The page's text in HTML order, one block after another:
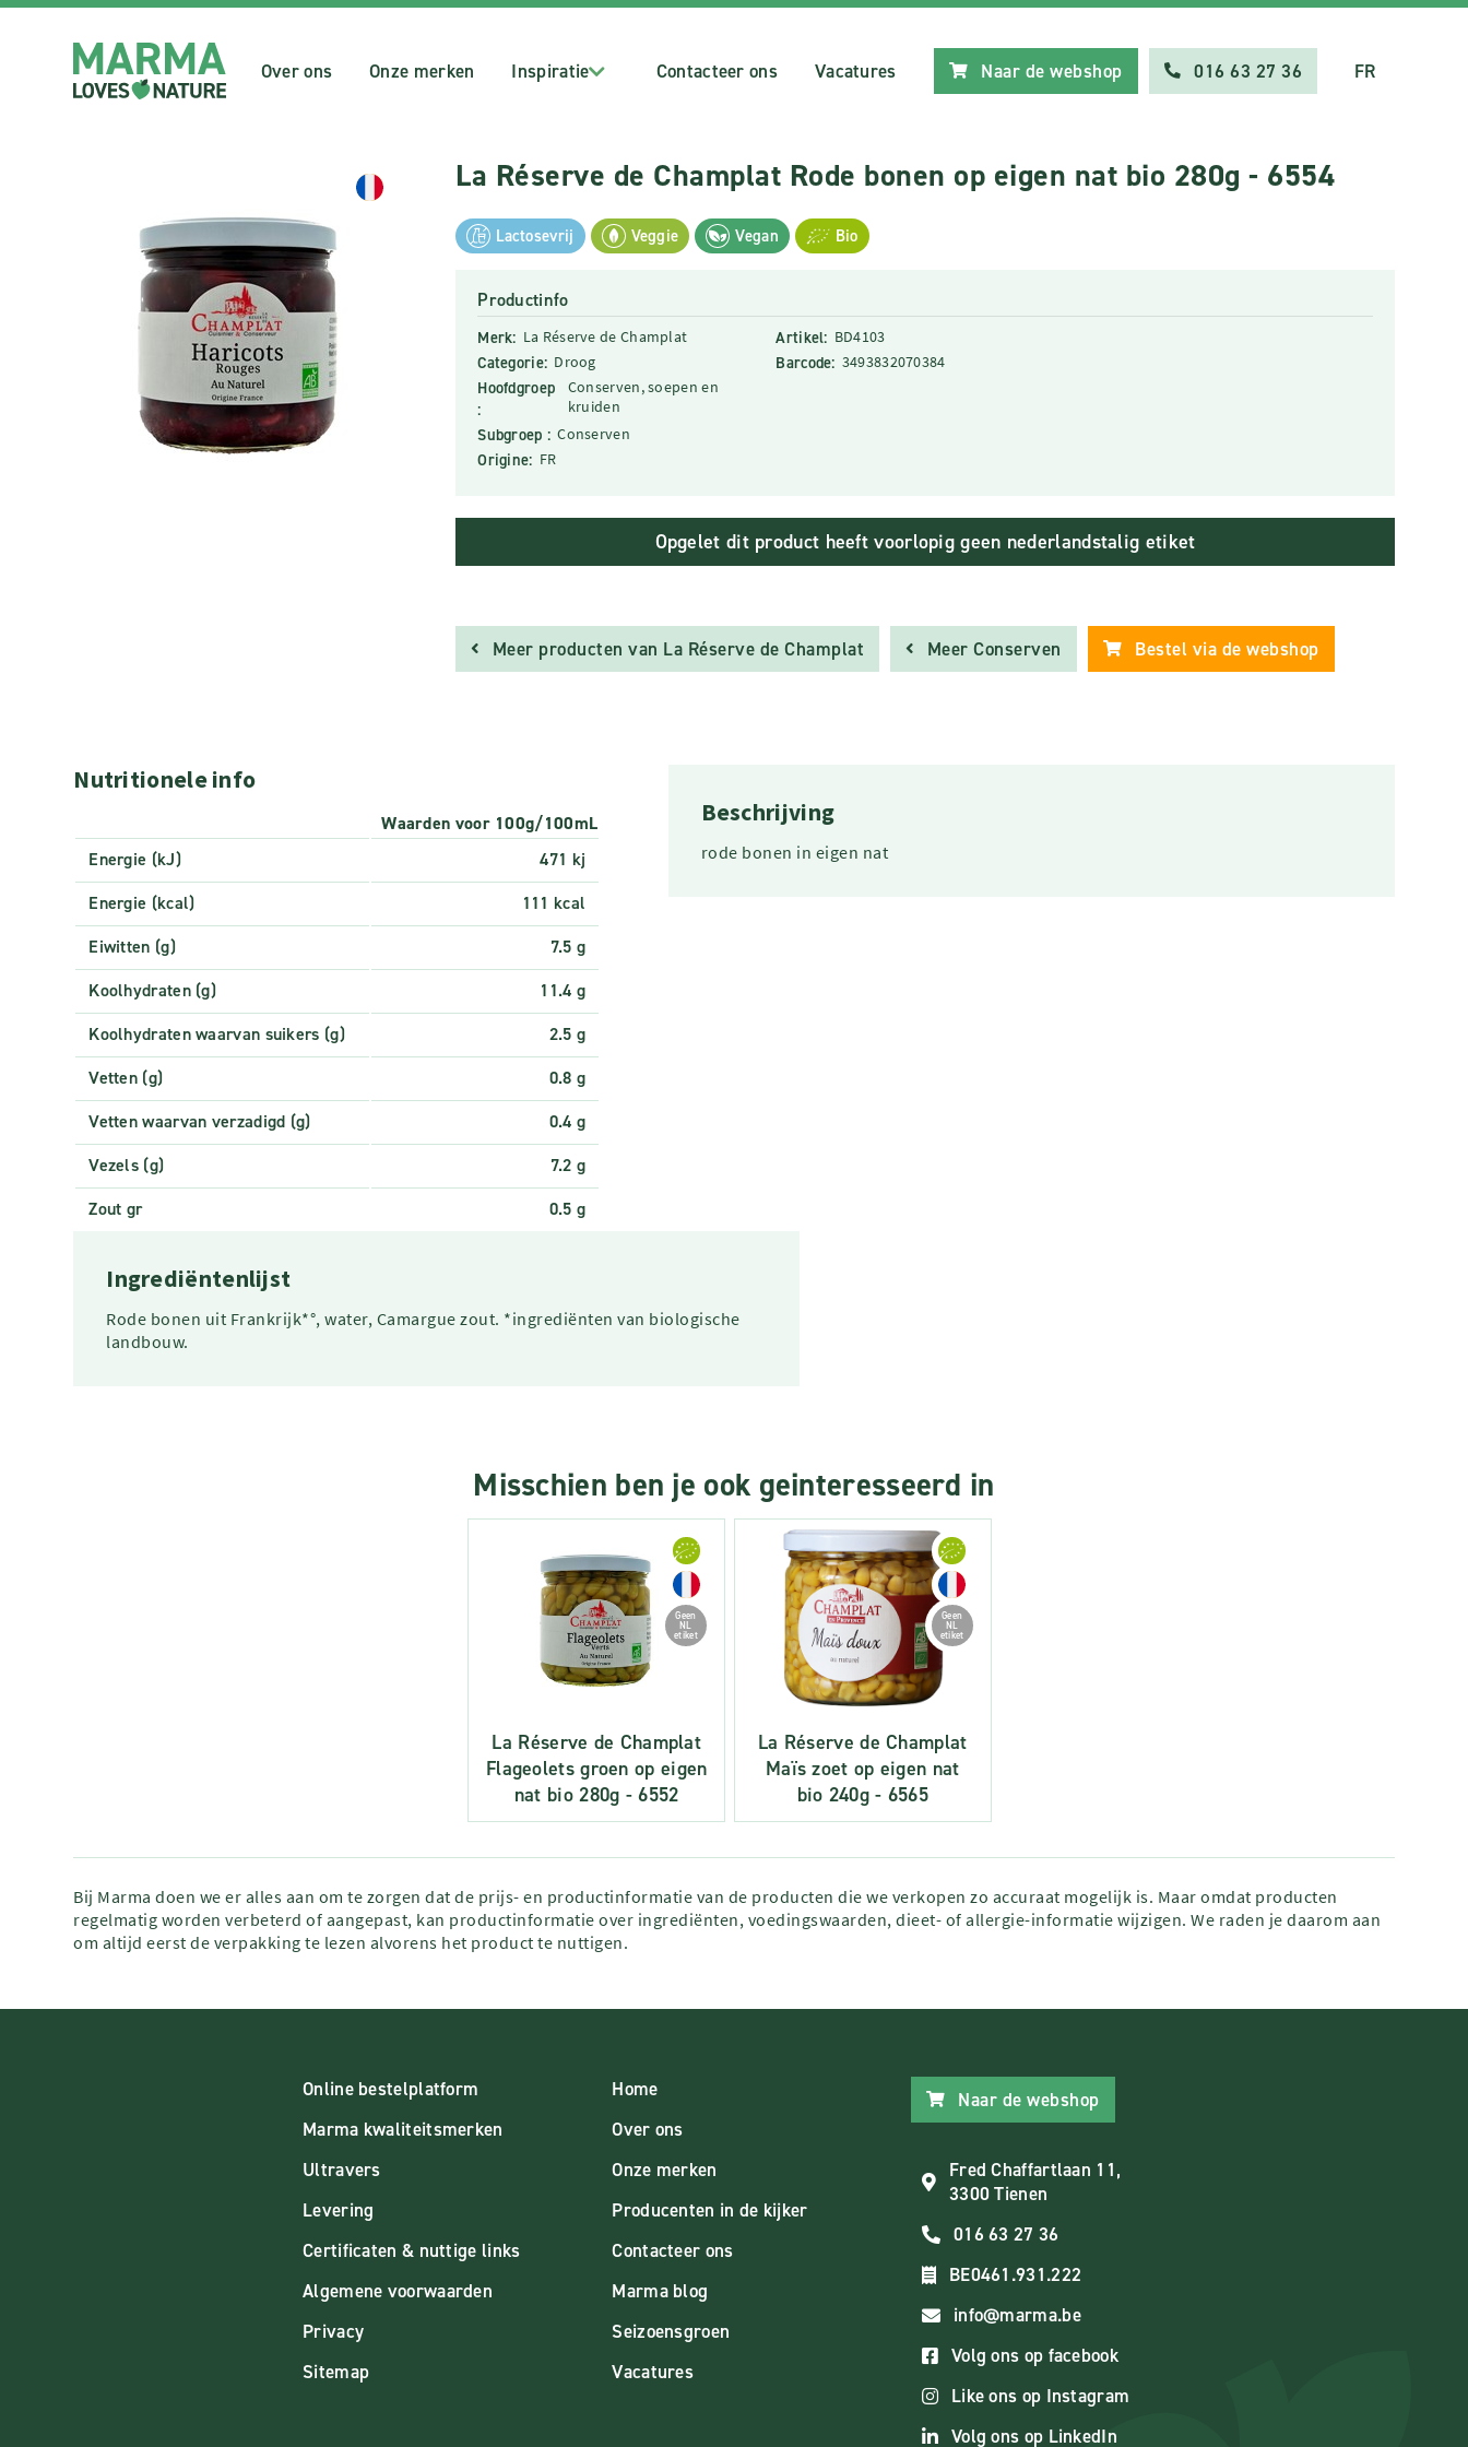
Over ons Onze merken Inspiratie Contacteer ons Vacatures Naar de webshop 016 63 27 36 FR
La Réserve de Champlat Rode bonen op eigen nat bio 280g - 6554
Lactosevrij Veggie Vegan Bio
Productinfo
Merk: La Réserve de Champlat
Categorie: Droog
Hoofdgroep
:
Conserven, soepen en
kruiden
Subgroep : Conserven
Origine: FR
Artikel: BD4103
Barcode: 3493832070384
Opgelet dit product heeft voorlopig geen nederlandstalig etiket
Meer producten van La Réserve de Champlat Meer Conserven Bestel via de webshop
Nutritionele info
Waarden voor 100g/100mL
Energie (kJ)
471 kj
Energie (kcal)
111 kcal
Eiwitten (g)
7.5 g
Koolhydraten (g)
11.4 g
Koolhydraten waarvan suikers (g)
2.5 g
Vetten (g)
0.8 g
Vetten waarvan verzadigd (g)
0.4 g
Vezels (g)
7.2 g
Zout gr
0.5 g
Beschrijving
rode bonen in eigen nat
Ingrediëntenlijst
Rode bonen uit Frankrijk*°, water, Camargue zout. *ingrediënten van biologische
landbouw.
Misschien ben je ook geinteresseerd in
Geen
NL
etiket
La Réserve de Champlat
Flageolets groen op eigen
nat bio 280g - 6552
Geen
NL
etiket
La Réserve de Champlat
Maïs zoet op eigen nat
bio 240g - 6565
Bij Marma doen we er alles aan om te zorgen dat de prijs- en productinformatie van de producten die we verkopen zo accuraat mogelijk is. Maar omdat producten
regelmatig worden verbeterd of aangepast, kan productinformatie over ingrediënten, voedingswaarden, dieet- of allergie-informatie wijzigen. We raden je daarom aan
om altijd eerst de verpakking te lezen alvorens het product te nuttigen.
Online bestelplatform
Marma kwaliteitsmerken
Ultravers
Levering
Certificaten & nuttige links
Algemene voorwaarden
Privacy
Sitemap
Home
Over ons
Onze merken
Producenten in de kijker
Contacteer ons
Marma blog
Seizoensgroen
Vacatures
Naar de webshop
Fred Chaffartlaan 11,
3300 Tienen
016 63 27 36
BE0461.931.222
info@marma.be
Volg ons op facebook
Like ons op Instagram
Volg ons op LinkedIn